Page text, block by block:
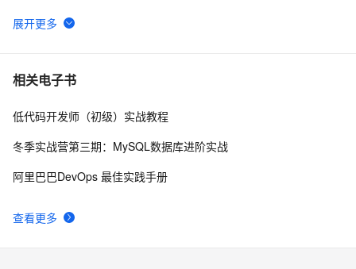
6
浏览器端多语言音色迁移工程实践：OpenVoice V2
7 QoderWork CN是什么？阿里云QoderWork CN介绍：
8 【新版】阿里云  Qoder CN 功能介绍及配置价格表
套件与自定义Skills手册
社区版功能、额度规则全解析
相关电子书
查看更多
低代码开发师（初级）实战教程
冬季实战营第三期：MySQL数据库进阶实战
阿里巴巴DevOps 最佳实践手册